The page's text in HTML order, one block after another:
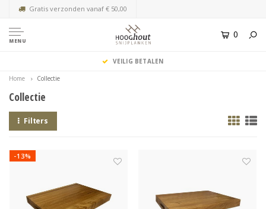
Gratis verzonden vanaf € 50,00
MENU
0
VEILIG BETALEN
Home Collectie
Collectie
Filters
-13%